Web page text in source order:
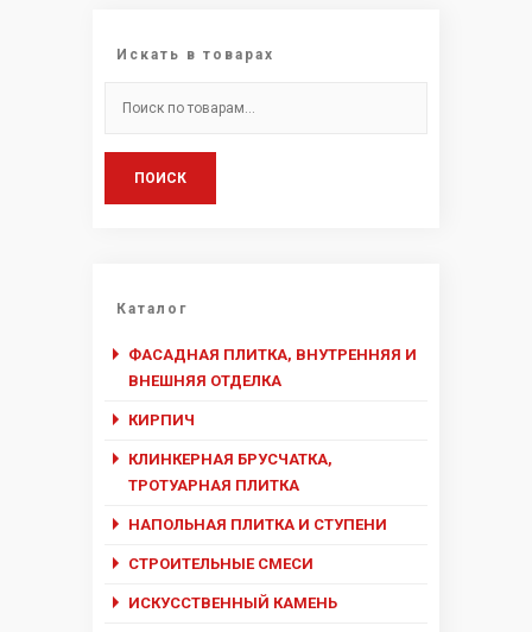
Искать в товарах
ПОИСК
Каталог
ФАСАДНАЯ ПЛИТКА, ВНУТРЕННЯЯ И
ВНЕШНЯЯ ОТДЕЛКА
КИРПИЧ
КЛИНКЕРНАЯ БРУСЧАТКА,
ТРОТУАРНАЯ ПЛИТКА
НАПОЛЬНАЯ ПЛИТКА И СТУПЕНИ
СТРОИТЕЛЬНЫЕ СМЕСИ
ИСКУССТВЕННЫЙ КАМЕНЬ